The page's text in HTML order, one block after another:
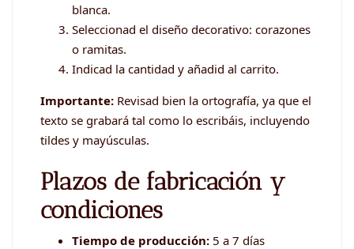
blanca.
Seleccionad el diseño decorativo: corazones
o ramitas.
Indicad la cantidad y añadid al carrito.
Importante: Revisad bien la ortografía, ya que el
texto se grabará tal como lo escribáis, incluyendo
tildes y mayúsculas.
Plazos de fabricación y
condiciones
Tiempo de producción: 5 a 7 días